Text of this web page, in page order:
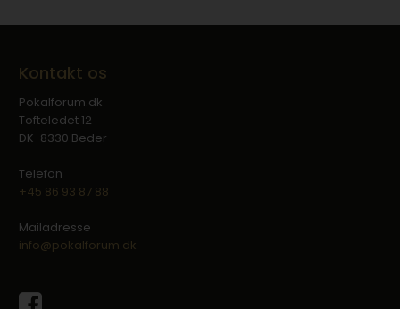
Kontakt os
Pokalforum.dk
Tofteledet 12
DK-8330 Beder
Telefon
+45 86 93 87 88
Mailadresse
info@pokalforum.dk